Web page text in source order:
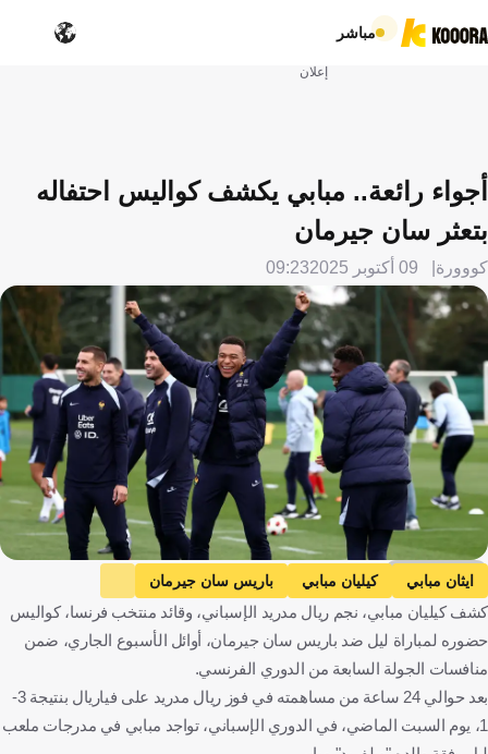
مباشر
إعلان
أجواء رائعة.. مبابي يكشف كواليس احتفاله
بتعثر سان جيرمان
كووورة 09 أكتوبر 2025 09:23
Getty Images
ايثان مبابي كيليان مبابي
باريس سان جيرمان
ريال مدريد
ليل فرنسا إسبانيا كرة قدم
كشف كيليان مبابي، نجم ريال مدريد الإسباني، وقائد منتخب فرنسا، كواليس
حضوره لمباراة ليل ضد باريس سان جيرمان، أوائل الأسبوع الجاري، ضمن
منافسات الجولة السابعة من الدوري الفرنسي.
بعد حوالي 24 ساعة من مساهمته في فوز ريال مدريد على فياريال بنتيجة 3-
1، يوم السبت الماضي، في الدوري الإسباني، تواجد مبابي في مدرجات ملعب